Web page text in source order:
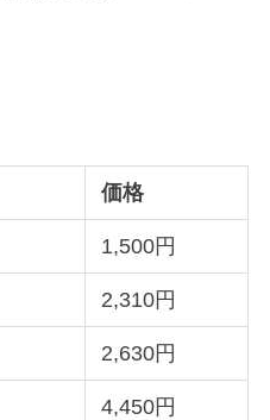
価格
1,500円
2,310円
2,630円
4,450円